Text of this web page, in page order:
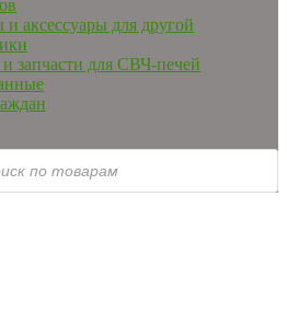
аксессуары для другой
запчасти для СВЧ-печей